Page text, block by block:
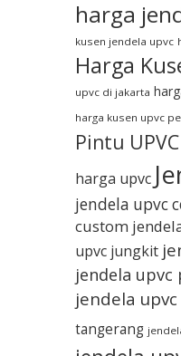
harga
kusen jendela upvc
Harga
upvc di jakarta
harga kusen upvc
Pintu UPVC
harga upvc
jendela upvc
custom
upvc jungkit
jendela upvc
jendela
tangerang